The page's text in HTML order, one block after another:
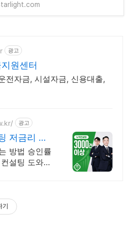
광고
원센터
전자금, 시설자금, 신용대출,
광고
저금리 정
방법 승인률
설팅 도와드